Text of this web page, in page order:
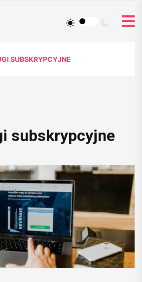
SUBSKRYPCYJNE
subskrypcyjne